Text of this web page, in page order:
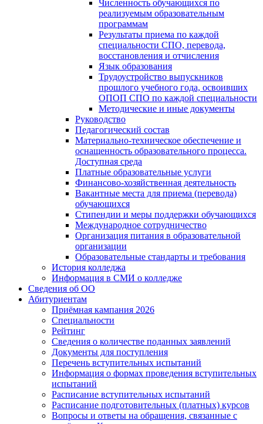
Численность обучающихся по
реализуемым образовательным
программам
Результаты приема по каждой
специальности СПО, перевода,
восстановления и отчисления
Язык образования
Трудоустройство выпускников
прошлого учебного года, освоивших
ОПОП СПО по каждой специальности
Методические и иные документы
Руководство
Педагогический состав
Материально-техническое обеспечение и
оснащенность образовательного процесса.
Доступная среда
Платные образовательные услуги
Финансово-хозяйственная деятельность
Вакантные места для приема (перевода)
обучающихся
Стипендии и меры поддержки обучающихся
Международное сотрудничество
Организация питания в образовательной
организации
Образовательные стандарты и требования
История колледжа
Информация в СМИ о колледже
Сведения об ОО
Абитуриентам
Приёмная кампания 2026
Специальности
Рейтинг
Сведения о количестве поданных заявлений
Документы для поступления
Перечень вступительных испытаний
Информация о формах проведения вступительных
испытаний
Расписание вступительных испытаний
Расписание подготовительных (платных) курсов
Вопросы и ответы на обращения, связанные с